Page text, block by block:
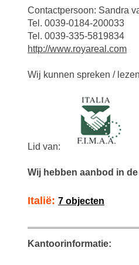
Contactpersoon: Sandra
Tel. 0039-0184-200033
Tel. 0039-335-5819834
http://www.royareal.com
Wij kunnen spreken /
Lid van:
Wij hebben aanbod in
Italië: 7 objecten
Kantoorinformatie: